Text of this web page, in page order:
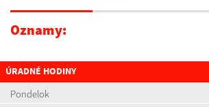
Oznamy:
ÚRADNÉ HODINY
Pondelok